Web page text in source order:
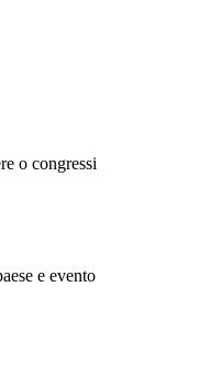
o congressi
e evento